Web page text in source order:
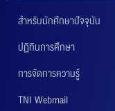
สำหรับนักศึกษาปัจจุบัน
ปฏิทินการศึกษา
การจัดการความรู้
TNI Webmail